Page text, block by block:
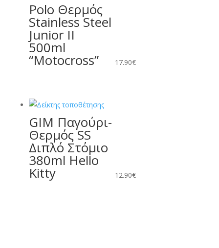
Polo Θερμός
Stainless Steel
Junior II
500ml
“Motocross” 17.90€
GIM Παγούρι-
Θερμός SS
Διπλό Στόμιο
380ml Hello
Kitty 12.90€